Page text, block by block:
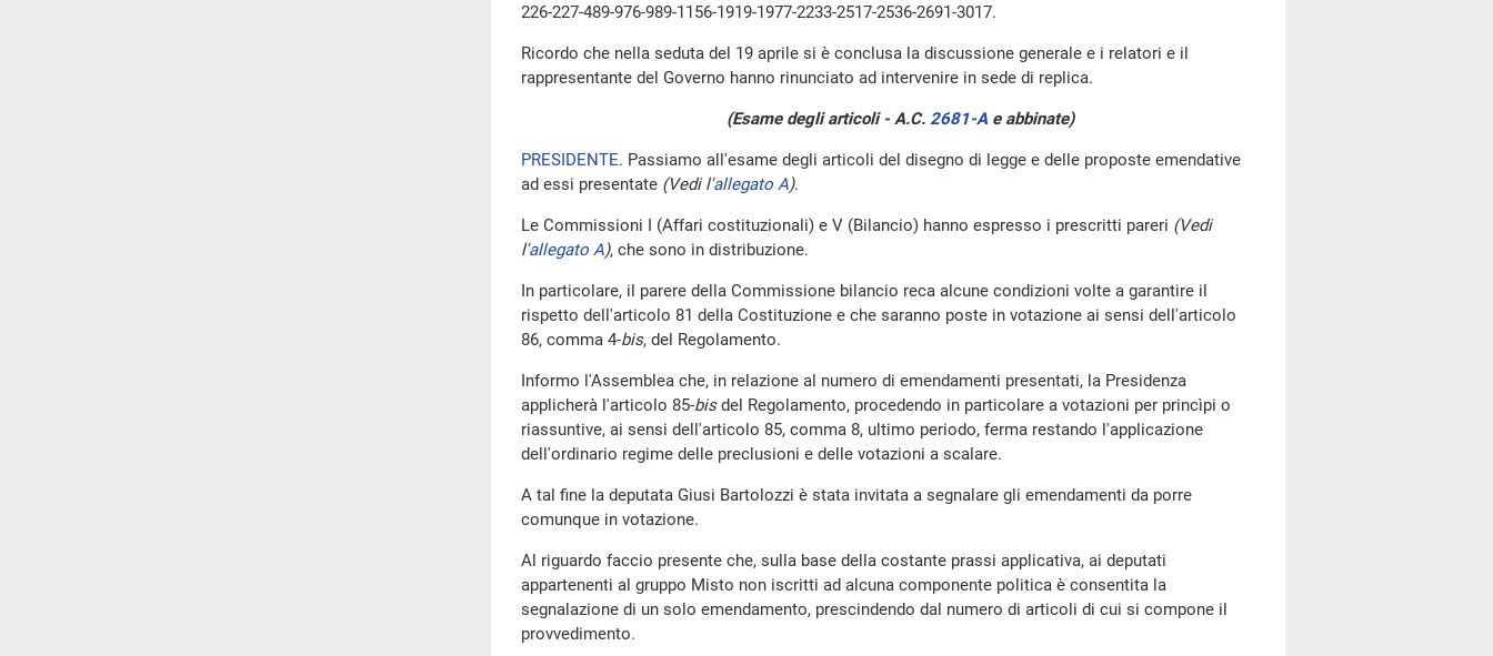
226-227-489-976-989-1156-1919-1977-2233-2517-2536-2691-3017.
Ricordo che nella seduta del 19 aprile si è conclusa la discussione generale e i relatori e il
rappresentante del Governo hanno rinunciato ad intervenire in sede di replica.
(Esame degli articoli - A.C. 2681-A​ e abbinate)
PRESIDENTE. Passiamo all'esame degli articoli del disegno di legge e delle proposte emendative
ad essi presentate (Vedi l'allegato A).
Le Commissioni I (Affari costituzionali) e V (Bilancio) hanno espresso i prescritti pareri (Vedi
l'allegato A), che sono in distribuzione.
In particolare, il parere della Commissione bilancio reca alcune condizioni volte a garantire il
rispetto dell'articolo 81 della Costituzione e che saranno poste in votazione ai sensi dell'articolo
86, comma 4-bis, del Regolamento.
Informo l'Assemblea che, in relazione al numero di emendamenti presentati, la Presidenza
applicherà l'articolo 85-bisdel Regolamento, procedendo in particolare a votazioni per princìpi o
riassuntive, ai sensi dell'articolo 85, comma 8, ultimo periodo, ferma restando l'applicazione
dell'ordinario regime delle preclusioni e delle votazioni a scalare.
A tal fine la deputata Giusi Bartolozzi è stata invitata a segnalare gli emendamenti da porre
comunque in votazione.
Al riguardo faccio presente che, sulla base della costante prassi applicativa, ai deputati
appartenenti al gruppo Misto non iscritti ad alcuna componente politica è consentita la
segnalazione di un solo emendamento, prescindendo dal numero di articoli di cui si compone il
provvedimento.